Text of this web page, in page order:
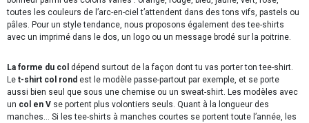
toutes les couleurs de l’arc-en-ciel t’attendent dans des tons vifs, pastels ou
pâles. Pour un style tendance, nous proposons également des tee-shirts
avec un imprimé dans le dos, un logo ou un message brodé sur la poitrine.
La forme du col dépend surtout de la façon dont tu vas porter ton tee-shirt.
Le t-shirt col rond est le modèle passe-partout par exemple, et se porte
aussi bien seul que sous une chemise ou un sweat-shirt. Les modèles avec
un col en V se portent plus volontiers seuls. Quant à la longueur des
manches… Si les tee-shirts à manches courtes se portent toute l’année, les